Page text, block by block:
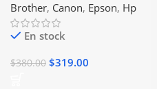
Con Epson Canon Brother Hp
Brother, Canon, Epson, Hp
En stock
$380.00 $319.00